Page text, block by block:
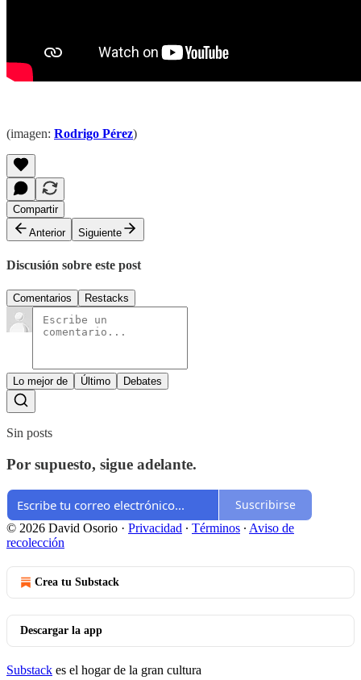
(imagen: Rodrigo Pérez)
Compartir
Anterior
Siguiente
Discusión sobre este post
Comentarios Restacks
Lo mejor de Último Debates
Sin posts
Por supuesto, sigue adelante.
Suscribirse
© 2026 David Osorio · Privacidad ∙ Términos ∙ Aviso de
recolección
Crea tu Substack
Descargar la app
Substack es el hogar de la gran cultura